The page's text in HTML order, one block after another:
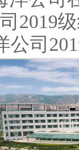
2019
公司